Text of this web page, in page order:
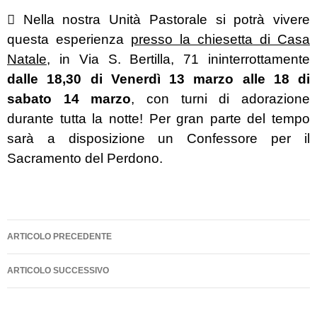
 Nella nostra Unità Pastorale si potrà vivere
questa esperienza presso la chiesetta di Casa
Natale, in Via S. Bertilla, 71 ininterrottamente
dalle 18,30 di Venerdì 13 marzo alle 18 di
sabato
14 marzo, con turni di adorazione
durante tutta la notte! Per gran parte del tempo
sarà a disposizione un Confessore per il
Sacramento del Perdono.
Navigazione
articolo
ARTICOLO PRECEDENTE
ARTICOLO SUCCESSIVO